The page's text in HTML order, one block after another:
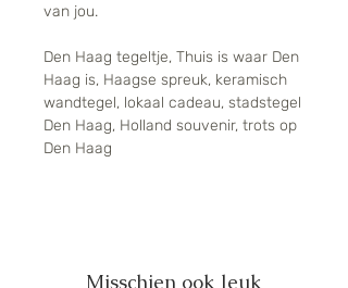
van jou.
Den Haag tegeltje, Thuis is waar Den
Haag is, Haagse spreuk, keramisch
wandtegel, lokaal cadeau, stadstegel
Den Haag, Holland souvenir, trots op
Den Haag
Misschien ook leuk